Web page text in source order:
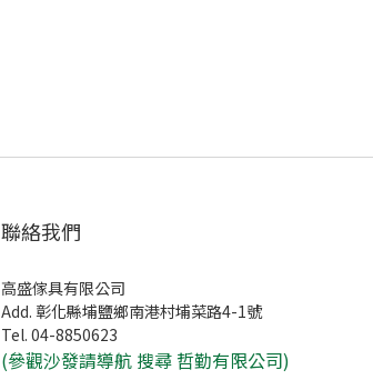
聯絡我們
高盛傢具有限公司
Add. 彰化縣埔鹽鄉南港村埔菜路4-1號
Tel. 04-8850623
(參觀沙發請導航 搜尋 哲勤有限公司)